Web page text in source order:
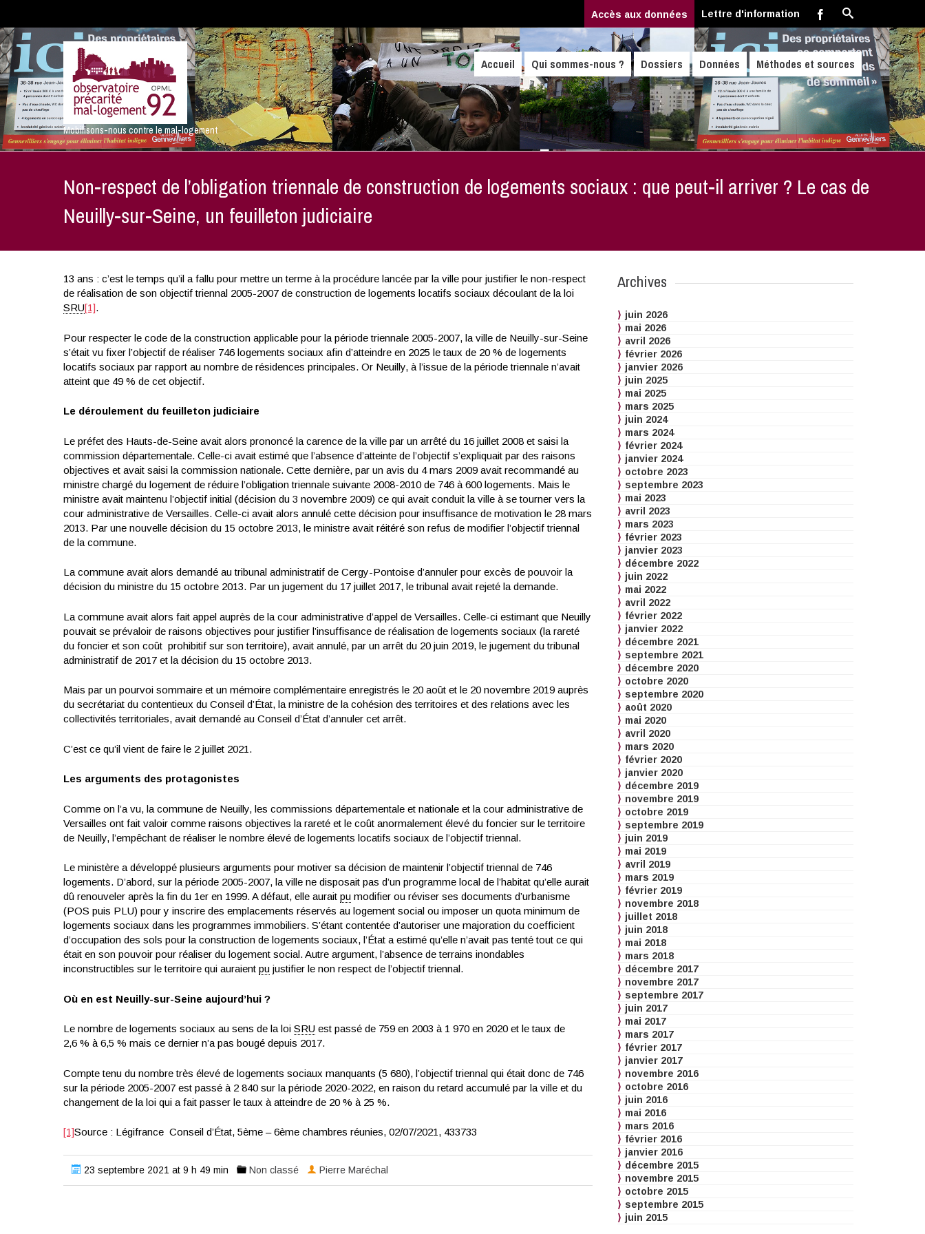
Accès aux données Lettre d'information
Mobilisons-nous contre le mal-logement
Accueil Qui sommes-nous ? Dossiers Données Méthodes et sources
Non-respect de l’obligation triennale de construction de logements sociaux : que peut-il arriver ? Le cas de
Neuilly-sur-Seine, un feuilleton judiciaire
13 ans : c’est le temps qu’il a fallu pour mettre un terme à la procédure lancée par la ville pour justifier le non-respect
de réalisation de son objectif triennal 2005-2007 de construction de logements locatifs sociaux découlant de la loi
SRU[1].
Pour respecter le code de la construction applicable pour la période triennale 2005-2007, la ville de Neuilly-sur-Seine
s’était vu fixer l’objectif de réaliser 746 logements sociaux afin d’atteindre en 2025 le taux de 20 % de logements
locatifs sociaux par rapport au nombre de résidences principales. Or Neuilly, à l’issue de la période triennale n’avait
atteint que 49 % de cet objectif.
Le déroulement du feuilleton judiciaire
Le préfet des Hauts-de-Seine avait alors prononcé la carence de la ville par un arrêté du 16 juillet 2008 et saisi la
commission départementale. Celle-ci avait estimé que l’absence d’atteinte de l’objectif s’expliquait par des raisons
objectives et avait saisi la commission nationale. Cette dernière, par un avis du 4 mars 2009 avait recommandé au
ministre chargé du logement de réduire l’obligation triennale suivante 2008-2010 de 746 à 600 logements. Mais le
ministre avait maintenu l’objectif initial (décision du 3 novembre 2009) ce qui avait conduit la ville à se tourner vers la
cour administrative de Versailles. Celle-ci avait alors annulé cette décision pour insuffisance de motivation le 28 mars
2013. Par une nouvelle décision du 15 octobre 2013, le ministre avait réitéré son refus de modifier l’objectif triennal
de la commune.
La commune avait alors demandé au tribunal administratif de Cergy-Pontoise d’annuler pour excès de pouvoir la
décision du ministre du 15 octobre 2013. Par un jugement du 17 juillet 2017, le tribunal avait rejeté la demande.
La commune avait alors fait appel auprès de la cour administrative d’appel de Versailles. Celle-ci estimant que Neuilly
pouvait se prévaloir de raisons objectives pour justifier l’insuffisance de réalisation de logements sociaux (la rareté
du foncier et son coût prohibitif sur son territoire), avait annulé, par un arrêt du 20 juin 2019, le jugement du tribunal
administratif de 2017 et la décision du 15 octobre 2013.
Mais par un pourvoi sommaire et un mémoire complémentaire enregistrés le 20 août et le 20 novembre 2019 auprès
du secrétariat du contentieux du Conseil d’État, la ministre de la cohésion des territoires et des relations avec les
collectivités territoriales, avait demandé au Conseil d’État d’annuler cet arrêt.
C’est ce qu’il vient de faire le 2 juillet 2021.
Les arguments des protagonistes
Comme on l’a vu, la commune de Neuilly, les commissions départementale et nationale et la cour administrative de
Versailles ont fait valoir comme raisons objectives la rareté et le coût anormalement élevé du foncier sur le territoire
de Neuilly, l’empêchant de réaliser le nombre élevé de logements locatifs sociaux de l’objectif triennal.
Le ministère a développé plusieurs arguments pour motiver sa décision de maintenir l’objectif triennal de 746
logements. D’abord, sur la période 2005-2007, la ville ne disposait pas d’un programme local de l’habitat qu’elle aurait
dû renouveler après la fin du 1er en 1999. A défaut, elle aurait pumodifier ou réviser ses documents d’urbanisme
(POS puis PLU) pour y inscrire des emplacements réservés au logement social ou imposer un quota minimum de
logements sociaux dans les programmes immobiliers. S’étant contentée d’autoriser une majoration du coefficient
d’occupation des sols pour la construction de logements sociaux, l’État a estimé qu’elle n’avait pas tenté tout ce qui
était en son pouvoir pour réaliser du logement social. Autre argument, l’absence de terrains inondables
inconstructibles sur le territoire qui auraient pujustifier le non respect de l’objectif triennal.
Où en est Neuilly-sur-Seine aujourd’hui ?
Le nombre de logements sociaux au sens de la loi SRUest passé de 759 en 2003 à 1 970 en 2020 et le taux de
2,6 % à 6,5 % mais ce dernier n’a pas bougé depuis 2017.
Compte tenu du nombre très élevé de logements sociaux manquants (5 680), l’objectif triennal qui était donc de 746
sur la période 2005-2007 est passé à 2 840 sur la période 2020-2022, en raison du retard accumulé par la ville et du
changement de la loi qui a fait passer le taux à atteindre de 20 % à 25 %.
[1]Source : Légifrance Conseil d’État, 5ème – 6ème chambres réunies, 02/07/2021, 433733
23 septembre 2021 at 9 h 49 min Non classé Pierre Maréchal
Archives
juin 2026
mai 2026
avril 2026
février 2026
janvier 2026
juin 2025
mai 2025
mars 2025
juin 2024
mars 2024
février 2024
janvier 2024
octobre 2023
septembre 2023
mai 2023
avril 2023
mars 2023
février 2023
janvier 2023
décembre 2022
juin 2022
mai 2022
avril 2022
février 2022
janvier 2022
décembre 2021
septembre 2021
décembre 2020
octobre 2020
septembre 2020
août 2020
mai 2020
avril 2020
mars 2020
février 2020
janvier 2020
décembre 2019
novembre 2019
octobre 2019
septembre 2019
juin 2019
mai 2019
avril 2019
mars 2019
février 2019
novembre 2018
juillet 2018
juin 2018
mai 2018
mars 2018
décembre 2017
novembre 2017
septembre 2017
juin 2017
mai 2017
mars 2017
février 2017
janvier 2017
novembre 2016
octobre 2016
juin 2016
mai 2016
mars 2016
février 2016
janvier 2016
décembre 2015
novembre 2015
octobre 2015
septembre 2015
juin 2015